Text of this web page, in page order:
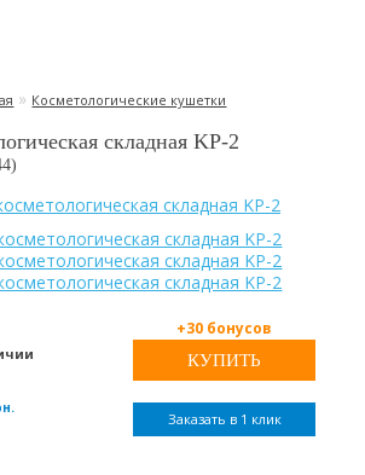
» Косметологические кушетки
складная KP-2
)
+30 бонусов
Заказать в 1 клик